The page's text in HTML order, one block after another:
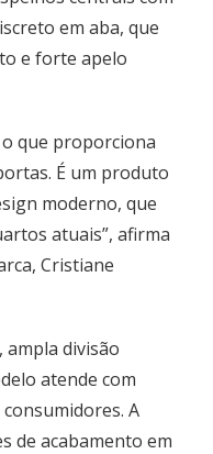
em aba, que
e forte apelo
que proporciona
É um produto
moderno, que
atuais”, afirma
Cristiane
divisão
atende com
A
de acabamento em